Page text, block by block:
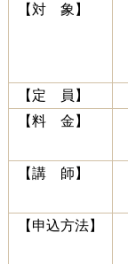
【対 象】
【定 員】
【料 金】
【講 師】
【申込方法】